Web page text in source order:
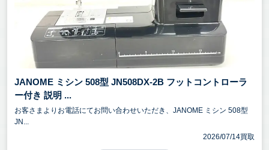
JANOME ミシン 508型 JN508DX-2B フットコントローラ
ー付き 説明 ...
お客さまよりお電話にてお問い合わせいただき、JANOME ミシン 508型
JN...
2026/07/14買取